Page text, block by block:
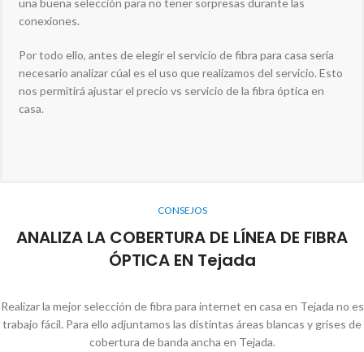
una buena selección para no tener sorpresas durante las
conexiones.
Por todo ello, antes de elegir el servicio de fibra para casa sería
necesario analizar cúal es el uso que realizamos del servicio. Esto
nos permitirá ajustar el precio vs servicio de la fibra óptica en
casa.
CONSEJOS
ANALIZA LA COBERTURA DE LÍNEA DE FIBRA
ÓPTICA EN Tejada
Realizar la mejor selección de fibra para internet en casa en Tejada no es
trabajo fácil. Para ello adjuntamos las distintas áreas blancas y grises de
cobertura de banda ancha en Tejada.